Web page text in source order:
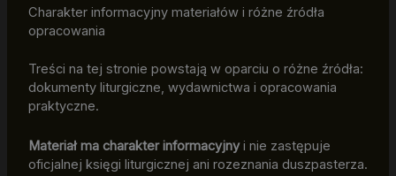
Charakter informacyjny materiałów i różne źródła
opracowania
Treści na tej stronie powstają w oparciu o różne źródła:
dokumenty liturgiczne, wydawnictwa i opracowania
praktyczne.
Materiał ma charakter informacyjnyi nie zastępuje
oficjalnej księgi liturgicznej ani rozeznania duszpasterza.